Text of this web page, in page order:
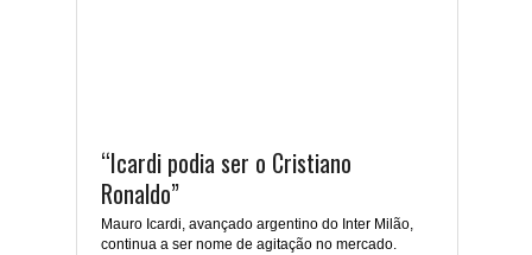
“Icardi podia ser o Cristiano
Ronaldo”
Mauro Icardi, avançado argentino do Inter Milão,
continua a ser nome de agitação no mercado.